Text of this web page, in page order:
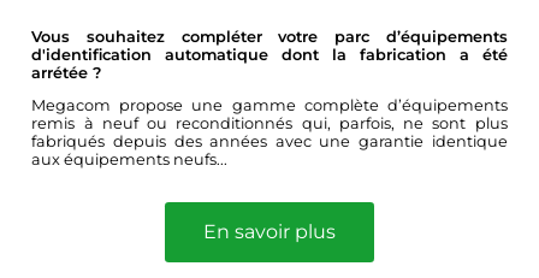
Vous souhaitez compléter votre parc d’équipements
d'identification automatique dont la fabrication a été
arrétée ?
Megacom propose une gamme complète d’équipements
remis à neuf ou reconditionnés qui, parfois, ne sont plus
fabriqués depuis des années avec une garantie identique
aux équipements neufs...
En savoir plus